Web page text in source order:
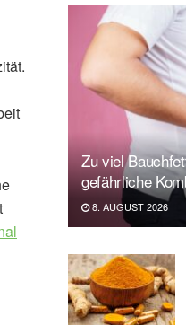
Zu viel
gefährliche
8. AUGUST 2026